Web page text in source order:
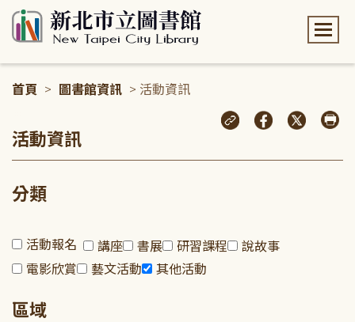
首頁 > 圖書館資訊 > 活動資訊
活動資訊
分類
活動報名 講座 書展 研習課程
說故事
電影欣賞
藝文活動 其他活動
區域